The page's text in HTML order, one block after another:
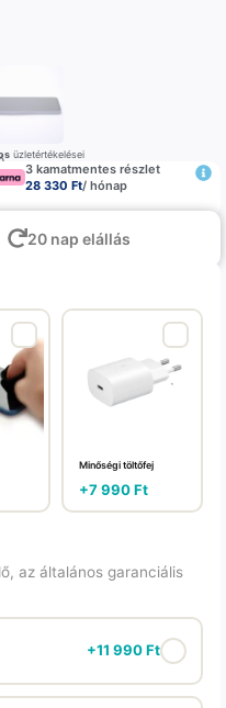
üzletértékelései
3 kamatmentes részlet
28 330 Ft/ hónap
20 nap elállás
Minőségi töltőfej
+7 990Ft
az általános garanciális
+11 990Ft